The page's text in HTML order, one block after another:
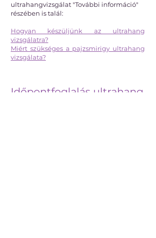
ultrahangvizsgálat "További információ"
részében is talál:
Hogyan készüljünk az ultrahang
vizsgálatra?
Miért szükséges a pajzsmirigy ultrahang
vizsgálata?
​Időpontfoglalás ultrahang